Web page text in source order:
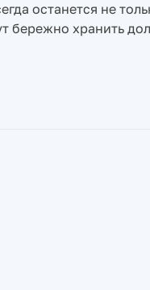
останется не
бережно хранить